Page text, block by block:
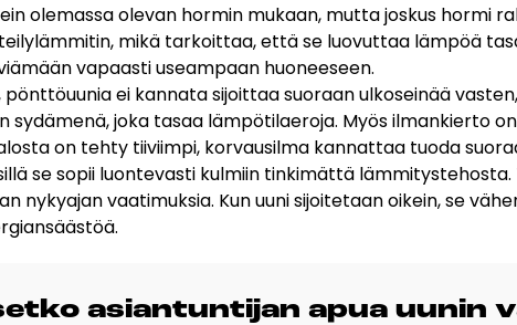
olemassa olevan hormin mukaan, mutta joskus hormi
mikä tarkoittaa, että se luovuttaa lämpöä
vapaasti useampaan huoneeseen.
ei kannata sijoittaa suoraan ulkoseinää
sydämenä, joka tasaa lämpötilaeroja. Myös ilmankierto
on tehty tiiviimpi, korvausilma kannattaa tuoda
se sopii luontevasti kulmiin tinkimättä
nykyajan vaatimuksia. Kun uuni sijoitetaan oikein, se
asian­tun­ti­jan apua uu­nin